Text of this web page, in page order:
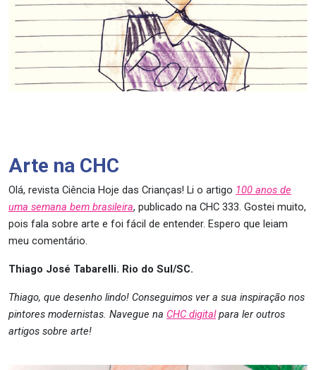
Arte na CHC
Olá, revista Ciência Hoje das Crianças! Li o artigo 100 anos de
uma semana bem brasileira, publicado na CHC 333. Gostei muito,
pois fala sobre arte e foi fácil de entender. Espero que leiam
meu comentário.
Thiago José Tabarelli. Rio do Sul/SC.
Thiago, que desenho lindo! Conseguimos ver a sua inspiração nos
pintores modernistas. Navegue na CHC digitalpara ler outros
artigos sobre arte!